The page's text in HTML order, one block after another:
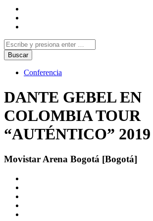
Conferencia
DANTE GEBEL EN
COLOMBIA TOUR
“AUTÉNTICO” 2019
Movistar Arena Bogotá [Bogotá]